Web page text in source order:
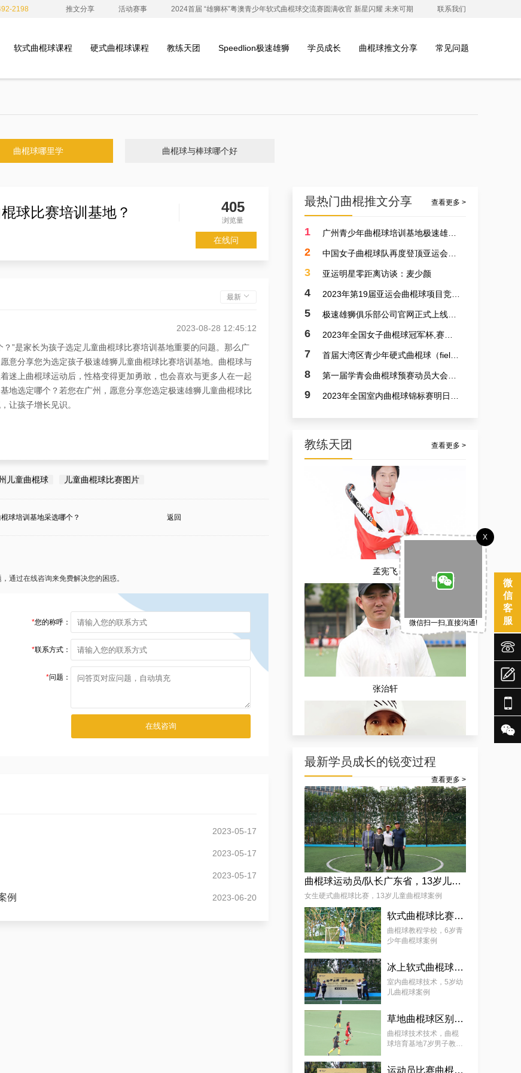
2198 推文分享 活动赛事 2024首届 “雄狮杯”粤澳青少年软式曲棍球交流赛圆满收官 新星闪耀 未来可期 联系我们
软式曲棍球课程 硬式曲棍球课程 教练天团 Speedlion极速雄狮 学员成长 曲棍球推文分享 常见问题
曲棍球哪里学 曲棍球与棒球哪个好
球比赛培训基地？ 405
浏览量
在线问
最新
2023-08-28 12:45:12
”是家长为孩子选定儿童曲棍球比赛培训基地重要的问题。那么广
意分享您为选定孩子极速雄狮儿童曲棍球比赛培训基地。曲棍球与
迷上曲棍球运动后，性格变得更加勇敢，也会喜欢与更多人在一起
地选定哪个？若您在广州，愿意分享您选定极速雄狮儿童曲棍球比
让孩子增长见识。
儿童曲棍球 儿童曲棍球比赛图片
球培训基地采选哪个？ 返回
通过在线咨询来免费解决您的困惑。
*您的称呼：
*联系方式：
*问题：
2023-05-17
2023-05-17
2023-05-17
例 2023-06-20
最热门曲棍推文分享 查看更多 >
1
2
3 亚运明星零距离访谈：麦少颜
4
5
6
7
8
9
教练天团 查看更多 >
孟宪飞
张治轩
杨娟
麦少颜
最新学员成长的锐变过程
查看更多 >
曲棍球运动员/队长广东省，13岁儿童曲棍球案例
女生硬式曲棍球比赛，13岁儿童曲棍球案例
软式曲棍球比赛技巧，6岁青少年曲棍球教程案例
曲棍球教程学校，6岁青
少年曲棍球案例
冰上软式曲棍球，曲棍球教育基地5岁女孩教程案例
室内曲棍球技术，5岁幼
儿曲棍球案例
草地曲棍球区别，7岁幼儿曲棍球教学案例
曲棍球技术技术，曲棍
球培育基地7岁男子教学
运动员比赛曲棍球，9岁幼儿曲棍球案例
微
信
客
服
X
微信扫一扫,直接沟通!




